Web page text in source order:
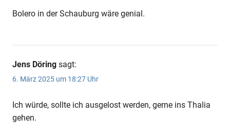
Bolero in der Schauburg wäre genial.
Jens Döring sagt:
6. März 2025 um 18:27 Uhr
Ich würde, sollte ich ausgelost werden, gerne ins Thalia
gehen.